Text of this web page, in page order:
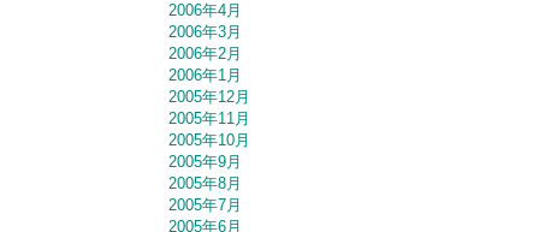
2006年4月
2006年3月
2006年2月
2006年1月
2005年12月
2005年11月
2005年10月
2005年9月
2005年8月
2005年7月
2005年6月